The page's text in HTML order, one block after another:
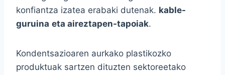
konfiantza izatea erabaki dutenak. kable-
guruina eta aireztapen-tapoiak.
Kondentsazioaren aurkako plastikozko
produktuak sartzen dituzten sektoreetako